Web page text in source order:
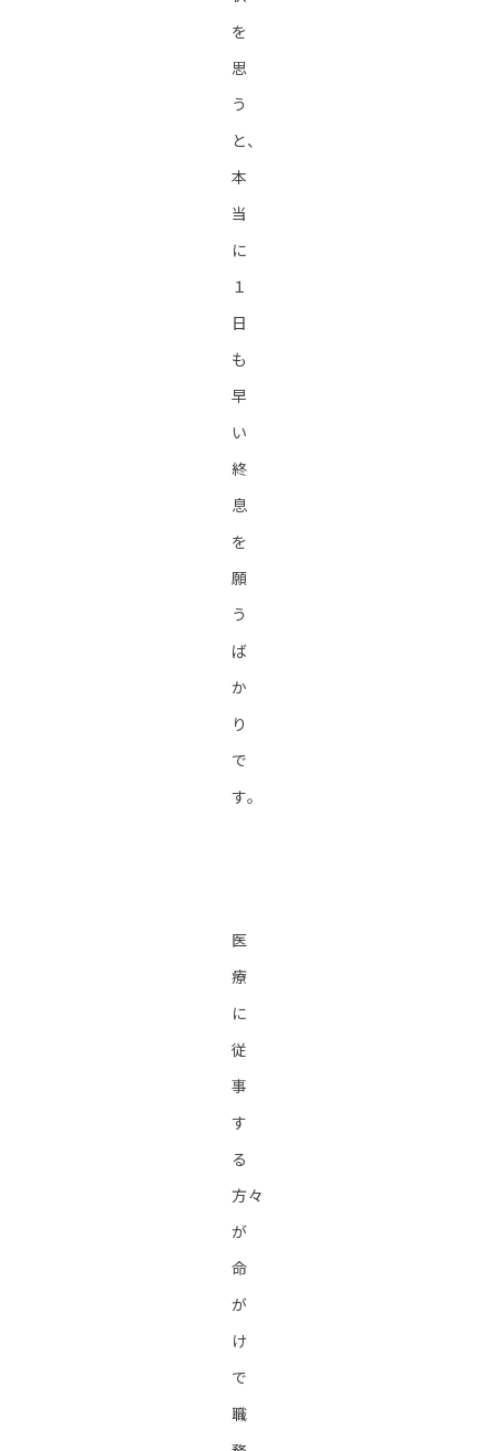
を
思
う
と、
本
当
に
１
日
も
早
い
終
息
を
願
う
ば
か
り
で
す。
医
療
に
従
事
す
る
方々
が
命
が
け
で
職